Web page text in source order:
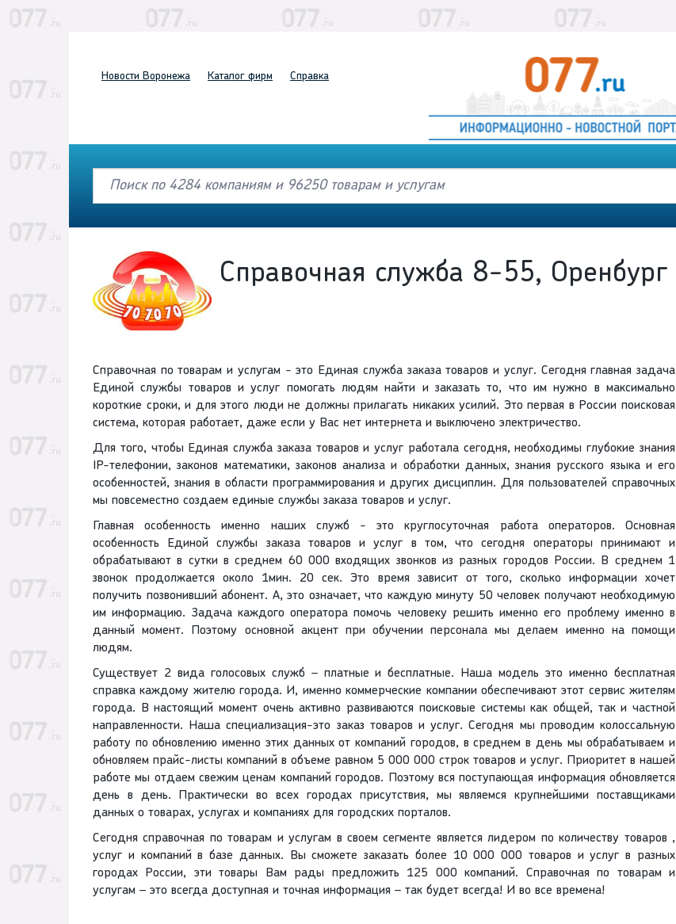
Новости Воронежа Каталог фирм Справка
Справочная служба 8-55, Оренбург
Справочная по товарам и услугам - это Единая служба заказа товаров и услуг. Сегодня главная задача
Единой службы товаров и услуг помогать людям найти и заказать то, что им нужно в максимально
короткие сроки, и для этого люди не должны прилагать никаких усилий. Это первая в России поисковая
система, которая работает, даже если у Вас нет интернета и выключено электричество.
Для того, чтобы Единая служба заказа товаров и услуг работала сегодня, необходимы глубокие знания
IP-телефонии, законов математики, законов анализа и обработки данных, знания русского языка и его
особенностей, знания в области программирования и других дисциплин. Для пользователей справочных
мы повсеместно создаем единые службы заказа товаров и услуг.
Главная особенность именно наших служб - это круглосуточная работа операторов. Основная
особенность Единой службы заказа товаров и услуг в том, что сегодня операторы принимают и
обрабатывают в сутки в среднем 60 000 входящих звонков из разных городов России. В среднем 1
звонок продолжается около 1мин. 20 сек. Это время зависит от того, сколько информации хочет
получить позвонивший абонент. А, это означает, что каждую минуту 50 человек получают необходимую
им информацию. Задача каждого оператора помочь человеку решить именно его проблему именно в
данный момент. Поэтому основной акцент при обучении персонала мы делаем именно на помощи
людям.
Существует 2 вида голосовых служб – платные и бесплатные. Наша модель это именно бесплатная
справка каждому жителю города. И, именно коммерческие компании обеспечивают этот сервис жителям
города. В настоящий момент очень активно развиваются поисковые системы как общей, так и частной
направленности. Наша специализация-это заказ товаров и услуг. Сегодня мы проводим колоссальную
работу по обновлению именно этих данных от компаний городов, в среднем в день мы обрабатываем и
обновляем прайс-листы компаний в объеме равном 5 000 000 строк товаров и услуг. Приоритет в нашей
работе мы отдаем свежим ценам компаний городов. Поэтому вся поступающая информация обновляется
день в день. Практически во всех городах присутствия, мы являемся крупнейшими поставщиками
данных о товарах, услугах и компаниях для городских порталов.
Сегодня справочная по товарам и услугам в своем сегменте является лидером по количеству товаров ,
услуг и компаний в базе данных. Вы сможете заказать более 10 000 000 товаров и услуг в разных
городах России, эти товары Вам рады предложить 125 000 компаний. Справочная по товарам и
услугам – это всегда доступная и точная информация – так будет всегда! И во все времена!